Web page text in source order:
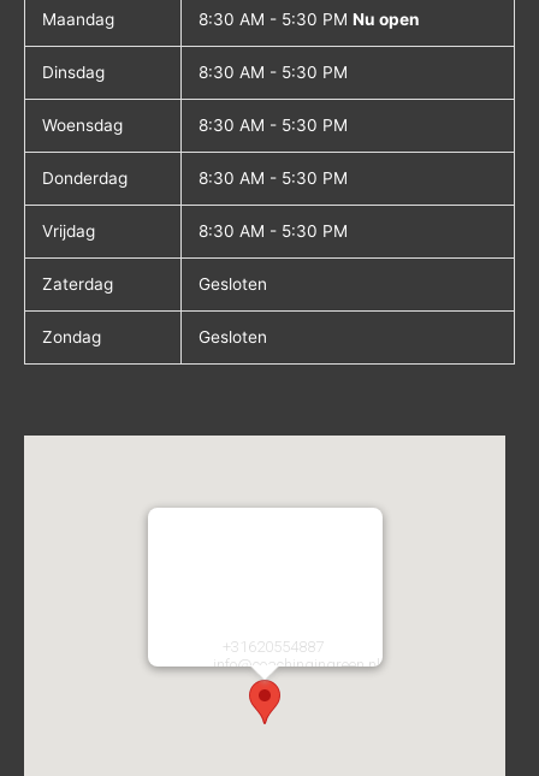
Maandag 8:30 AM - 5:30 PM Nu open
Dinsdag 8:30 AM - 5:30 PM
Woensdag 8:30 AM - 5:30 PM
Donderdag 8:30 AM - 5:30 PM
Vrijdag 8:30 AM - 5:30 PM
Zaterdag Gesloten
Zondag Gesloten
+31620554887
E-mail:info@coachingingreen.nl
https://coachingingreen.nl/